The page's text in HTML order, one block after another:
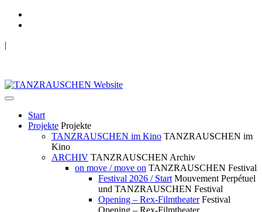
|
Start
Projekte Projekte
TANZRAUSCHEN im Kino TANZRAUSCHEN im
Kino
ARCHIV TANZRAUSCHEN Archiv
on move / move on TANZRAUSCHEN Festival
Festival 2026 / Start Mouvement Perpétuel
und TANZRAUSCHEN Festival
Opening – Rex-Filmtheater Festival
Opening – Rex-Filmtheater